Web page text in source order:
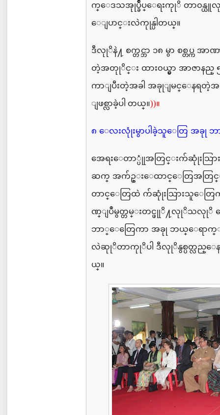
က္ေဒသအုုပ္ခ်ဳပ္ေရးကုုိ တာ၀န္
ေျပာင္းလဲကုုန္ပါတယ္။
ဒီလုုိနဲ႔ စက္တင္ဘာ ၁၈ မွာ စစ္တပ္က အာဏ
တဲ့အတုုိင္း ထား၀ယ္မွာ အာဇာနည္
ကာျပီးတဲ့အခါ အခုုျမင္ေနရ
ျဖစ္လာခဲ့ပါ တယ္။))။
၈ ေလးလုုံးမွာပါခဲ့သူေတြ အခုု ဘ
အေရးေတာ္ပုုံအတြင္းက်ဆုုံးသြာ
ဆက္ အက်ဥ္းေထာင္ေတြအတြ
တာင္ေတြထဲ က်ဆုုံးသြားသူေတ
ဏ္ျပဳမွတ္တမ္းတင္ဖုုိ႔လုုိသလုုိ
ဘာ္ေတြေကာ အခုု ဘယ္ေရာက္
လဲဆုုိတာကုုိပါ ဒီလုုိနွစ္ပတ္လည္ေန
ယ္။